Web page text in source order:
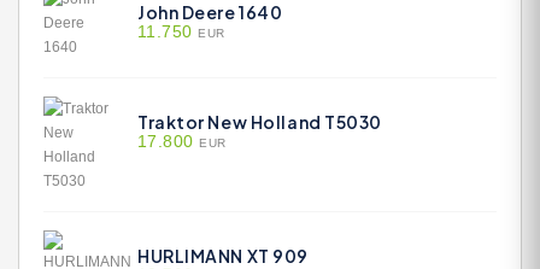
John Deere 1640
11.750 EUR
Traktor New Holland T5030
17.800 EUR
HURLIMANN XT 909